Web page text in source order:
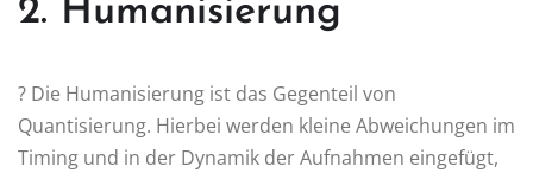
2. Humanisierung
? Die Humanisierung ist das Gegenteil von
Quantisierung. Hierbei werden kleine Abweichungen im
Timing und in der Dynamik der Aufnahmen eingefügt,